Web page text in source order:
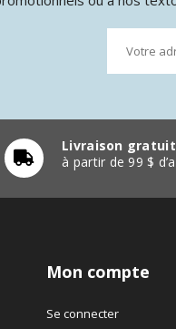
Livraison
à partir de 99 $
Mon compte
Se connecter